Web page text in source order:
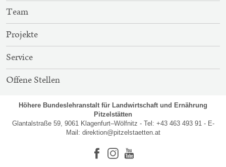
Team
Projekte
Service
Offene Stellen
Höhere Bundeslehranstalt für Landwirtschaft und Ernährung
Pitzelstätten
Glantalstraße 59, 9061 Klagenfurt–Wölfnitz - Tel: +43 463 493 91 - E-
Mail: direktion@pitzelstaetten.at
FacebookInstagramYoutube